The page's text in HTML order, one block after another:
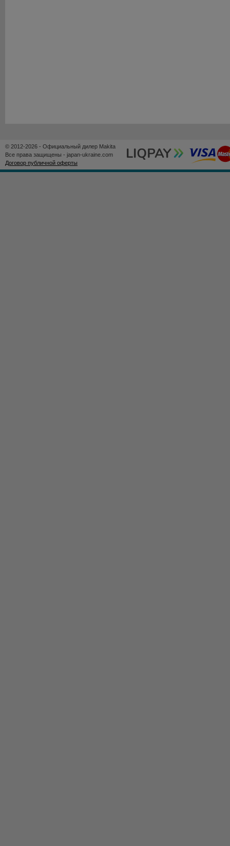
© 2012-2026 - Официальный дилер Makita
Все права защищены - japan-ukraine.com
Договор публичной оферты